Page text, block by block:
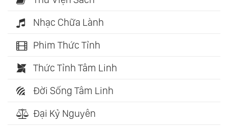
Nhạc Chữa Lành
Phim Thức Tỉnh
Thức Tỉnh Tâm Linh
Đời Sống Tâm Linh
Đại Kỷ Nguyên